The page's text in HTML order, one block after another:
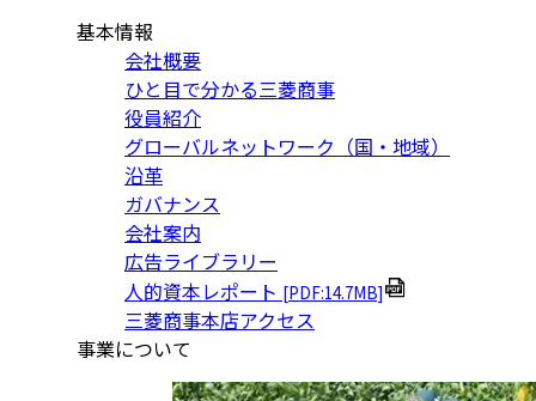
基本情報
会社概要
ひと目で分かる三菱商事
役員紹介
グローバルネットワーク（国・地域）
沿革
ガバナンス
会社案内
広告ライブラリー
人的資本レポート [PDF:14.7MB]
三菱商事本店アクセス
事業について